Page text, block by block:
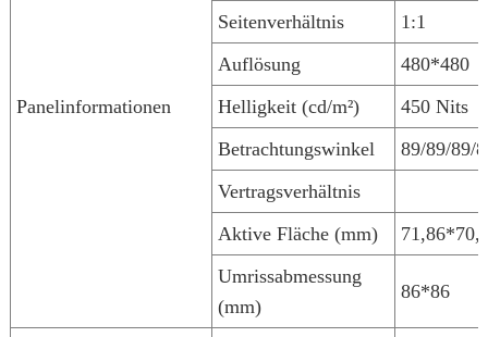
Panelinformationen
Seitenverhältnis
1:1
Auflösung
480*480
Helligkeit (cd/m²)
450 Nits
Betrachtungswinkel
89/89/89/
Vertragsverhältnis
Aktive Fläche (mm)
Umrissabmessung
(mm)
86*86